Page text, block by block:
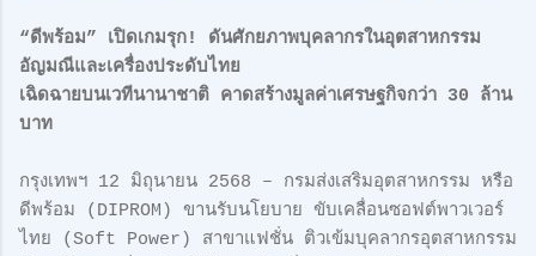
“ดีพร้อม” เปิดเกมรุก! ดันศักยภาพบุคลากรในอุตสาหกรรม
อัญมณีและเครื่องประดับไทย
เฉิดฉายบนเวทีนานาชาติ คาดสร้างมูลค่าเศรษฐกิจกว่า 30 ล้าน
บาท
กรุงเทพฯ 12 มิถุนายน 2568 – กรมส่งเสริมอุตสาหกรรม หรือ
ดีพร้อม (DIPROM) ขานรับนโยบาย ขับเคลื่อนซอฟต์พาวเวอร์
ไทย (Soft Power) สาขาแฟชั่น ติวเข้มบุคลากรอุตสาหกรรม